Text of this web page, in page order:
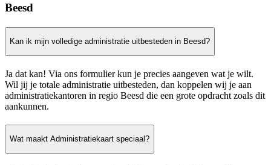
Beesd
Kan ik mijn volledige administratie uitbesteden in Beesd?
Ja dat kan! Via ons formulier kun je precies aangeven wat je wilt.
Wil jij je totale administratie uitbesteden, dan koppelen wij je aan
administratiekantoren in regio Beesd die een grote opdracht zoals dit
aankunnen.
Wat maakt Administratiekaart speciaal?